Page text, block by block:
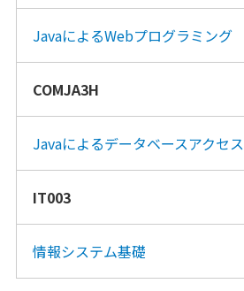
JavaによるWebプログラミング
COMJA3H
Javaによるデータベースアクセス
IT003
情報システム基礎